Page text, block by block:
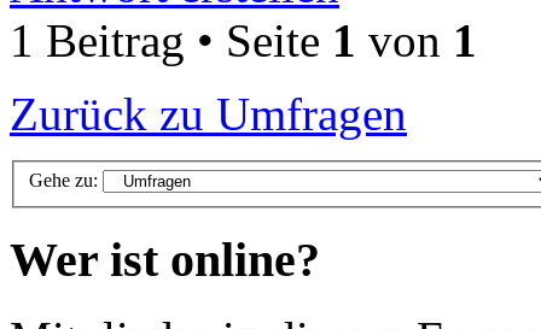
1 Beitrag • Seite 1 von 1
Zurück zu Umfragen
Gehe zu:
Wer ist online?